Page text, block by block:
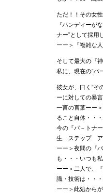
ただ！！その女
『ハンディーが
ナー”として採用
ーー＞『複雑な
そして最大の『
私に、現在の”パ
彼女が、曰く”そ
ーに対しての暴
一言の言葉ーー
ること自体・・
今の『パ－トナ
生 ステップ ア
ーー＞夜間の『
も・・・いつも
ーー＞二人で、
識・技術は・・
ーー＞此処から